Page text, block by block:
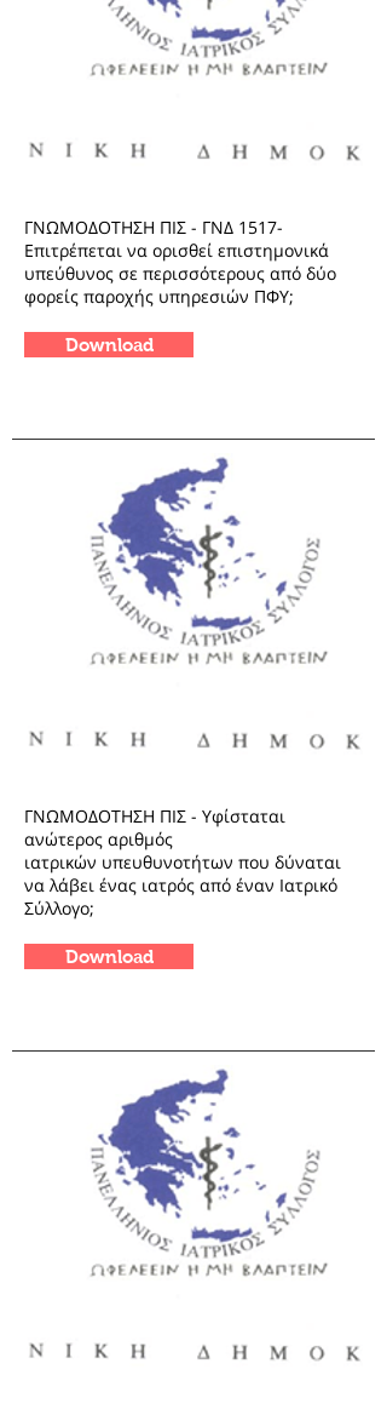
ΓΝΩΜΟΔΟΤΗΣΗ ΠΙΣ - ΓΝΔ 1517-
Επιτρέπεται να ορισθεί επιστημονικά
υπεύθυνος σε περισσότερους από δύο
φορείς παροχής υπηρεσιών ΠΦΥ;
Download
ΓΝΩΜΟΔΟΤΗΣΗ ΠΙΣ - Yφίσταται
ανώτερος αριθμός
ιατρικών υπευθυνοτήτων που δύναται
να λάβει ένας ιατρός από έναν Ιατρικό
Σύλλογο;
Download